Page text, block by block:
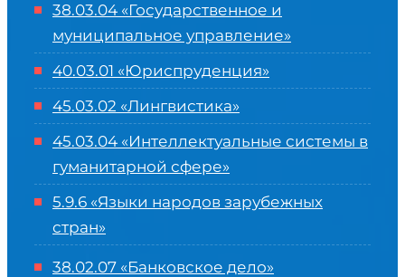
38.03.04 «Государственное и
муниципальное управление»
40.03.01 «Юриспруденция»
45.03.02 «Лингвистика»
45.03.04 «Интеллектуальные системы в
гуманитарной сфере»
5.9.6 «Языки народов зарубежных
стран»
38.02.07 «Банковское дело»